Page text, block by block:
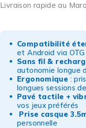
Livraison rapide au
Compatibilité
et Android via OTG
Sans fil &
autonomie longue
Ergonomique :
longues sessions
Pavé tactile +
vos jeux préférés
Prise casque
personnelle